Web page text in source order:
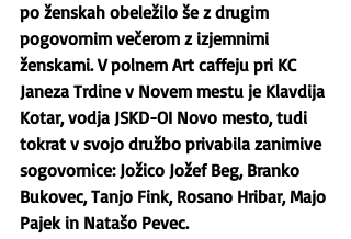
po ženskah obeležilo še z drugim
pogovornim večerom z izjemnimi
ženskami. V polnem Art caffeju pri KC
Janeza Trdine v Novem mestu je Klavdija
Kotar, vodja JSKD-OI Novo mesto, tudi
tokrat v svojo družbo privabila zanimive
sogovornice: Jožico Jožef Beg, Branko
Bukovec, Tanjo Fink, Rosano Hribar, Majo
Pajek in Natašo Pevec.